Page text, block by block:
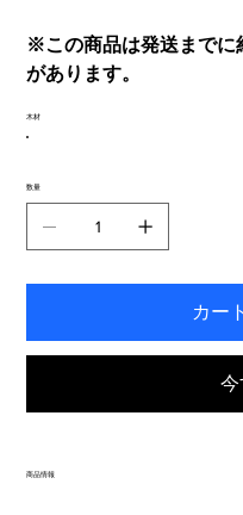
※この商品は発送までに
があります。
木材
数量
カー
今
商品情報